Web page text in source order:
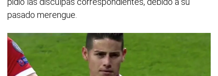
pasado merengue.